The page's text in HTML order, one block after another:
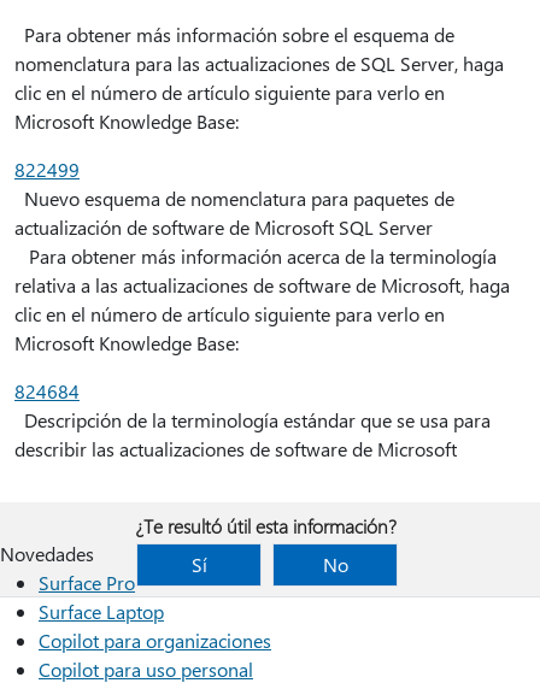
Para obtener más información sobre el esquema de
nomenclatura para las actualizaciones de SQL Server, haga
clic en el número de artículo siguiente para verlo en
Microsoft Knowledge Base:
822499
Nuevo esquema de nomenclatura para paquetes de
actualización de software de Microsoft SQL Server
Para obtener más información acerca de la terminología
relativa a las actualizaciones de software de Microsoft, haga
clic en el número de artículo siguiente para verlo en
Microsoft Knowledge Base:
824684
Descripción de la terminología estándar que se usa para
describir las actualizaciones de software de Microsoft
¿Te resultó útil esta información?
Sí
No
Novedades
Surface Pro
Surface Laptop
Copilot para organizaciones
Copilot para uso personal